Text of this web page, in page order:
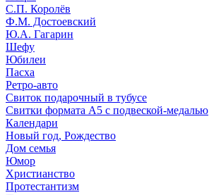
С.П. Королёв
Ф.М. Достоевский
Ю.А. Гагарин
Шефу
Юбилеи
Пасха
Ретро-авто
Свиток подарочный в тубусе
Свитки формата А5 с подвеской-медалью
Календари
Новый год, Рождество
Дом семья
Юмор
Христианство
Протестантизм